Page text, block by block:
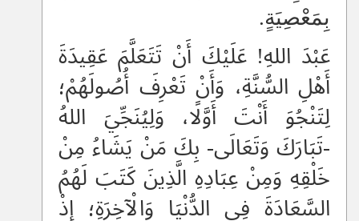
بِمَعْصِيَةٍ.
عَبْدَ اللهِ! عَلَيْكَ أَنْ تَتَعَلَّمَ عَقِيدَةَ
أَهْلِ السُّنَّةِ، وَأَنْ تَعْرِفَ أُصُولَهُمْ؛
لِتَنْجُوَ أَنْتَ أَوَّلًا، وَلِيُنَجِّيَ اللهُ
-تَبَارَكَ وَتَعَالَى- بِكَ مَنْ يَشَاءُ مِنْ
خَلْقِهِ وَمِنْ عِبَادِهِ الَّذِينَ كَتَبَ لَهُمُ
السَّعَادَةَ فِي الدُّنْيَا وَالْآخِرَةِ؛ إِذْ